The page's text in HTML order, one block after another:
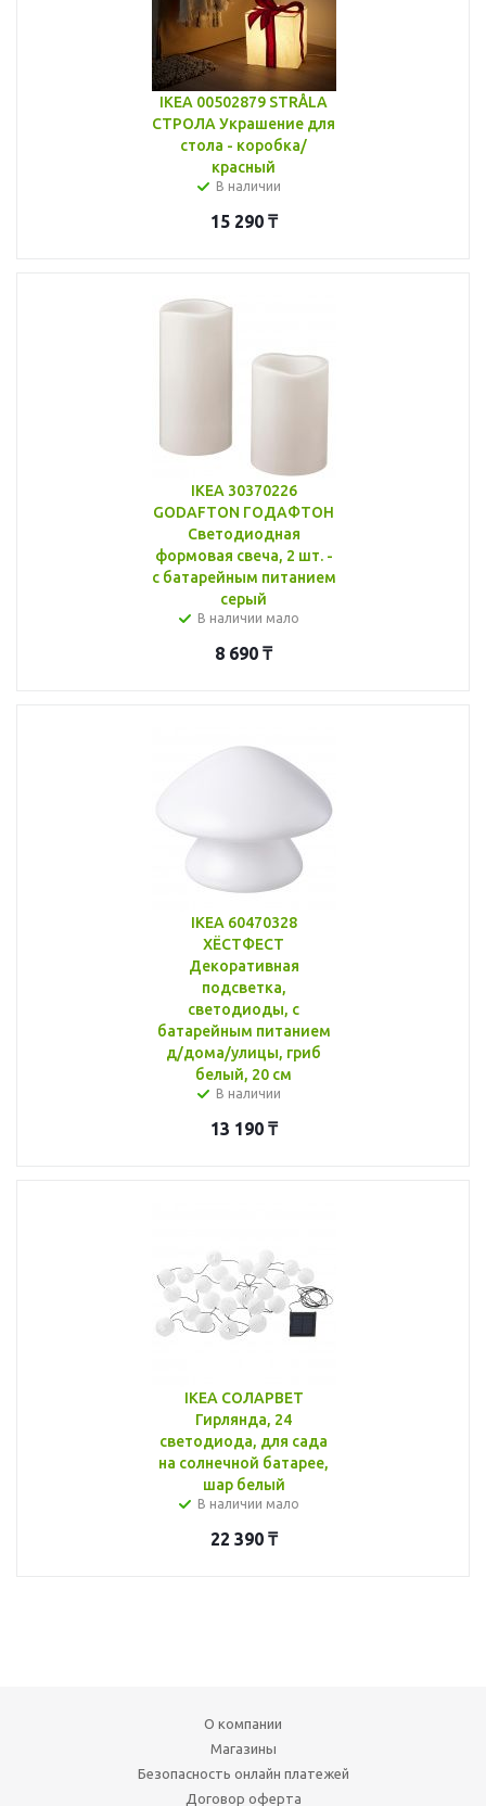
IKEA 00502879 STRÅLA
СТРОЛА Украшение для
стола - коробка/
красный
В наличии
15 290₸
IKEA 30370226
GODAFTON ГОДАФТОН
Светодиодная
формовая свеча, 2 шт. -
с батарейным питанием
серый
В наличии мало
8 690 ₸
IKEA 60470328
ХЁСТФЕСТ
Декоративная
подсветка,
светодиоды, с
батарейным питанием
д/дома/улицы, гриб
белый, 20 см
В наличии
13 190₸
IKEA СОЛАРВЕТ
Гирлянда, 24
светодиода, для сада
на солнечной батарее,
шар белый
В наличии мало
22 390₸
О компании
Магазины
Безопасность онлайн платежей
Договор оферта